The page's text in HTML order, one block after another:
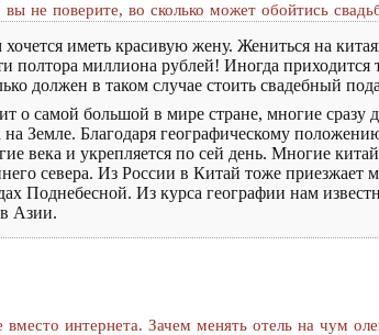
не поверите, во сколько может обойтись
иметь красивую жену. Жениться на
полтора миллиона рублей! Иногда приходится
должен в таком случае стоить свадебный
о самой большой в мире стране, многие
Земле. Благодаря географическому
века и укрепляется по сей день. Многие
севера. Из России в Китай тоже приезжает
Поднебесной. Из курса географии нам
Азии.
вместо интернета. Зачем менять отель на чум